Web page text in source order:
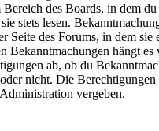
Bereich des Boards, in dem
stets lesen.
Seite des Forums, in dem
Bekanntmachungen hängt es
ab, ob du
nicht. Die
vergeben.